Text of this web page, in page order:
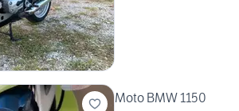
Moto BMW 1150